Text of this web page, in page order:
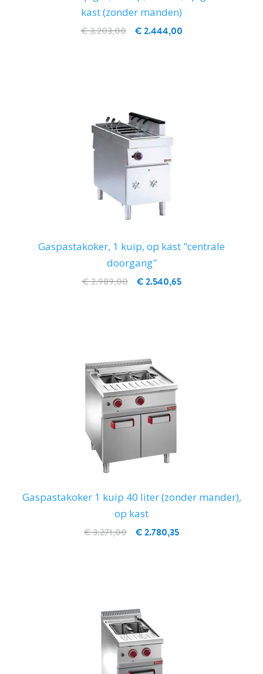
kast (zonder manden)
€ 2.444,00
€ 3.203,00
Gaspastakoker, 1 kuip, op kast "centrale
doorgang"
€ 2.540,65
€ 2.989,00
Gaspastakoker 1 kuip 40 liter (zonder mander),
op kast
€ 2.780,35
€ 3.271,00